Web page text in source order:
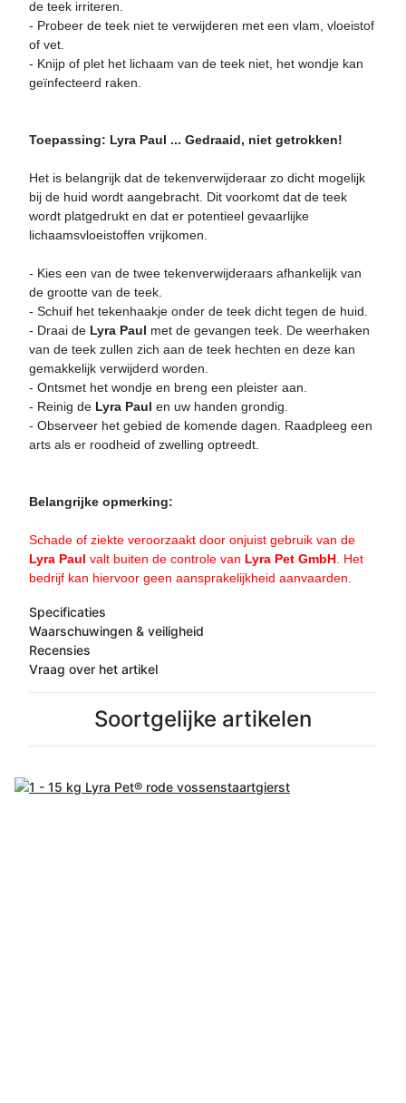
de teek irriteren.
- Probeer de teek niet te verwijderen met een vlam, vloeistof
of vet.
- Knijp of plet het lichaam van de teek niet, het wondje kan
geïnfecteerd raken.
Toepassing: Lyra Paul ... Gedraaid, niet getrokken!
Het is belangrijk dat de tekenverwijderaar zo dicht mogelijk
bij de huid wordt aangebracht. Dit voorkomt dat de teek
wordt platgedrukt en dat er potentieel gevaarlijke
lichaamsvloeistoffen vrijkomen.
- Kies een van de twee tekenverwijderaars afhankelijk van
de grootte van de teek.
- Schuif het tekenhaakje onder de teek dicht tegen de huid.
- Draai de Lyra Paul met de gevangen teek. De weerhaken
van de teek zullen zich aan de teek hechten en deze kan
gemakkelijk verwijderd worden.
- Ontsmet het wondje en breng een pleister aan.
- Reinig de Lyra Paul en uw handen grondig.
- Observeer het gebied de komende dagen. Raadpleeg een
arts als er roodheid of zwelling optreedt.
Belangrijke opmerking:
Schade of ziekte veroorzaakt door onjuist gebruik van de
Lyra Paul valt buiten de controle van Lyra Pet GmbH . Het
bedrijf kan hiervoor geen aansprakelijkheid aanvaarden.
Specificaties
Waarschuwingen & veiligheid
Recensies
Vraag over het artikel
Soortgelijke artikelen